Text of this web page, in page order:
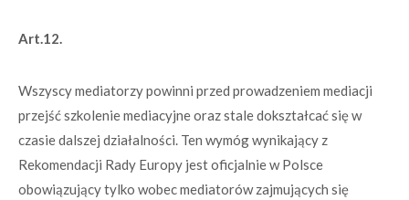
Art.12.
Wszyscy mediatorzy powinni przed prowadzeniem mediacji
przejść szkolenie mediacyjne oraz stale dokształcać się w
czasie dalszej działalności. Ten wymóg wynikający z
Rekomendacji Rady Europy jest oficjalnie w Polsce
obowiązujący tylko wobec mediatorów zajmujących się